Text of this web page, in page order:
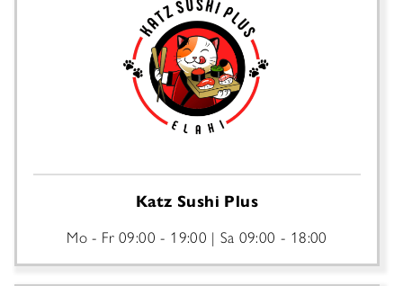
Katz Sushi Plus
Mo - Fr 09:00 - 19:00 Sa 09:00 - 18:00